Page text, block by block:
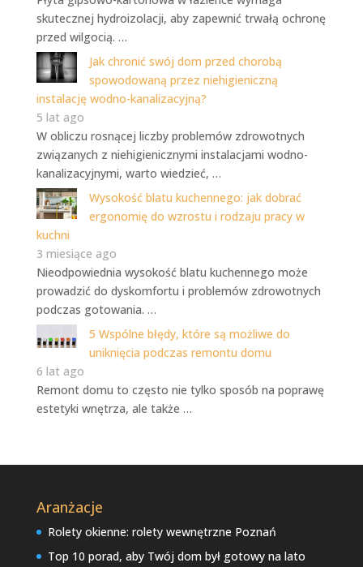
skutecznej hydroizolacji, aby zapewnić trwałą ochronę
przed wilgocią. …
Jak chronić swój dom przed chorobą
spowodowaną przez niehigieniczną
instalację wodno-kanalizacyjną?
5 lat ago
W obliczu rosnącej liczby problemów zdrowotnych
związanych z niehigienicznymi instalacjami wodno-
kanalizacyjnymi, warto wiedzieć, …
Wysokość blatu kuchennego: jak dobrać
ergonomię do wzrostu i rodzaju pracy w
kuchni
3 miesiące ago
Nieodpowiednia wysokość blatu kuchennego może
prowadzić do dyskomfortu i problemów zdrowotnych
podczas gotowania. …
5 Wspólne błędy, które są możliwe do
uniknięcia podczas remontu domu
6 lat ago
Remont domu to często nie tylko sposób na poprawę
estetyki wnętrza, ale także …
Aranżacje
Rolety okienne: rolety wewnętrzne Poznań
Top 10 porad, aby Twój dom był gotowy na lato